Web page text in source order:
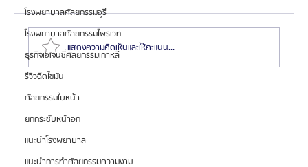
โรงพยาบาลศัลยกรรมอูรี
โรงพยาบาลศัลยกรรมไพรเวท
ธุรกิจเอเจนซี่ศัลยกรรมเกาหลี
รีวิวฉีดไขมัน
ศัลยกรรมใบหน้า
ยกกระชับหน้าอก
แนะนำโรงพยาบาล
แนะนำการทำศัลยกรรมความงาม
แนะนำศัลยแพทย์ : ดร. คิม ฮโยฮอน (Dr. Kim
Hyoheon)
แสดงความคิดเห็นและให้คะแนน...